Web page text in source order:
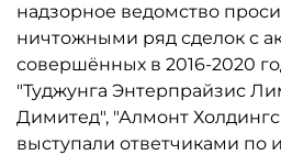
надзорное ведомство
ничтожными ряд сделок с
совершённых в 2016-2020
"Туджунга Энтерпрайзис
Димитед", "Алмонт
выступали ответчиками по